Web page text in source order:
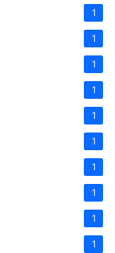
1
1
1
1
1
1
1
1
1
1